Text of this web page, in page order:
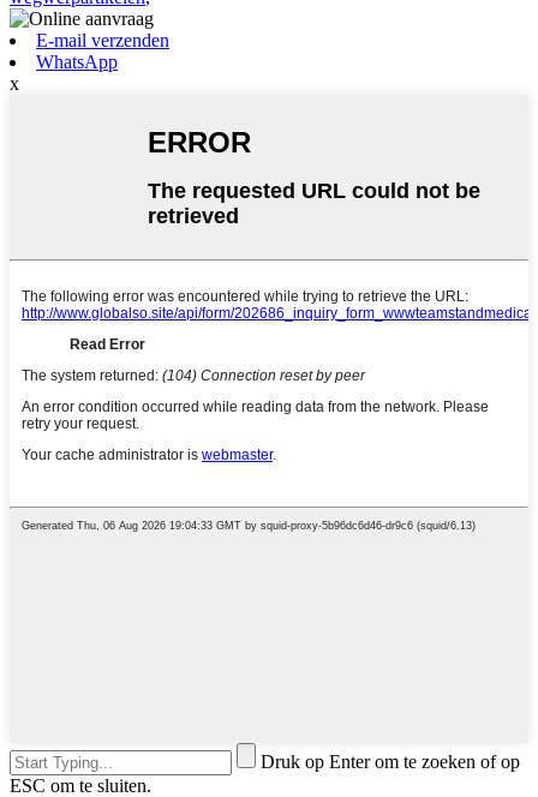
E-mail verzenden
WhatsApp
x
Druk op Enter om te zoeken of op
ESC om te sluiten.